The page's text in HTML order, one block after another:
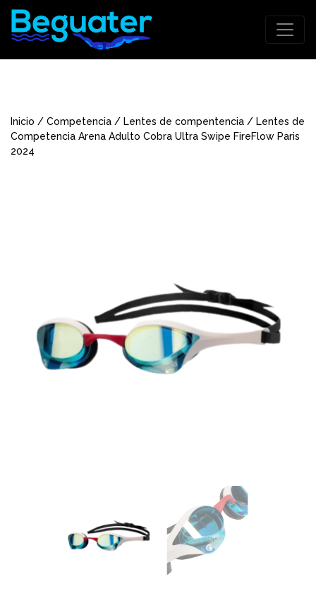
Inicio / Competencia / Lentes de compentencia / Lentes de
Competencia Arena Adulto Cobra Ultra Swipe FireFlow Paris
2024